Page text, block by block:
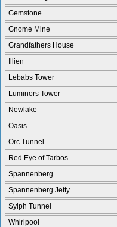
Gemstone
Gnome Mine
Grandfathers House
Illien
Lebabs Tower
Luminors Tower
Newlake
Oasis
Orc Tunnel
Red Eye of Tarbos
Spannenberg
Spannenberg Jetty
Sylph Tunnel
Whirlpool